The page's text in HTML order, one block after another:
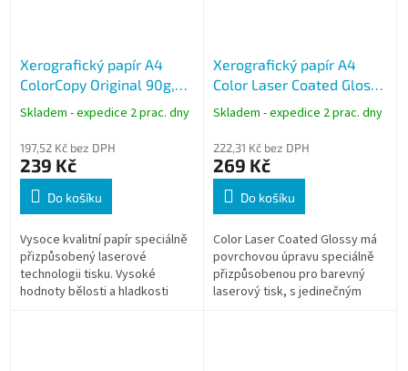
Xerografický papír A4
ColorCopy Original 90g,
500 listů
Skladem - expedice 2 prac. dny
197,52 Kč bez DPH
239 Kč
Do košíku
Vysoce kvalitní papír speciálně
přizpůsobený laserové
technologii tisku. Vysoké
hodnoty bělosti a hladkosti
Xerografický papír A4
Color Laser Coated Glossy
250g, 125 listů, lesklý
Skladem - expedice 2 prac. dny
222,31 Kč bez DPH
269 Kč
Do košíku
Color Laser Coated Glossy má
povrchovou úpravu speciálně
přizpůsobenou pro barevný
laserový tisk, s jedinečným